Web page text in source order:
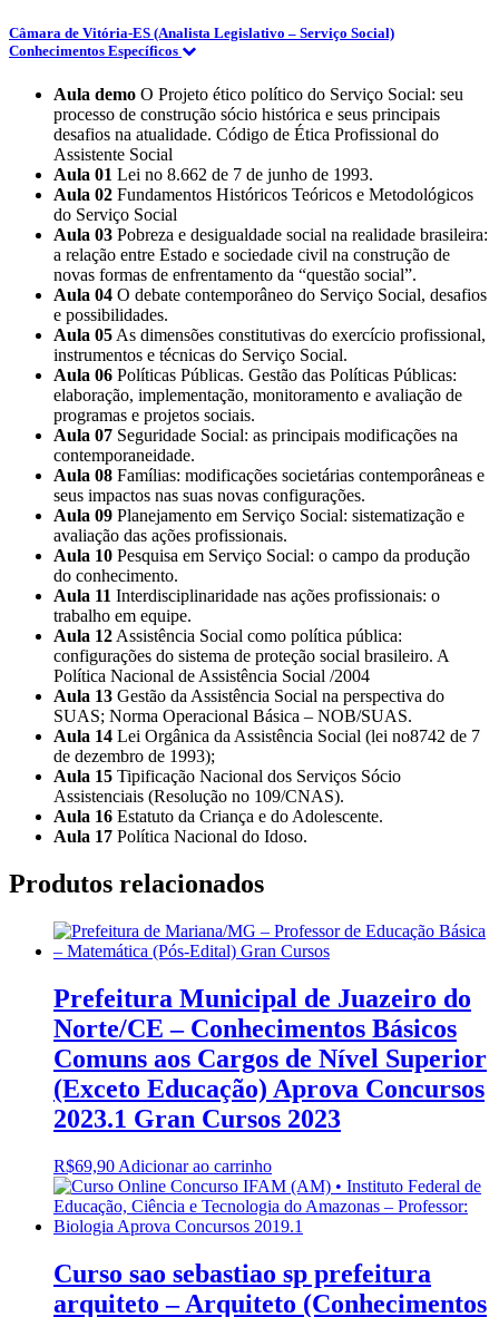
Câmara de Vitória-ES (Analista Legislativo – Serviço Social)
Conhecimentos Específicos
Aula demo O Projeto ético político do Serviço Social: seu
processo de construção sócio histórica e seus principais
desafios na atualidade. Código de Ética Profissional do
Assistente Social
Aula 01 Lei no 8.662 de 7 de junho de 1993.
Aula 02 Fundamentos Históricos Teóricos e Metodológicos
do Serviço Social
Aula 03 Pobreza e desigualdade social na realidade brasileira:
a relação entre Estado e sociedade civil na construção de
novas formas de enfrentamento da “questão social”.
Aula 04 O debate contemporâneo do Serviço Social, desafios
e possibilidades.
Aula 05 As dimensões constitutivas do exercício profissional,
instrumentos e técnicas do Serviço Social.
Aula 06 Políticas Públicas. Gestão das Políticas Públicas:
elaboração, implementação, monitoramento e avaliação de
programas e projetos sociais.
Aula 07 Seguridade Social: as principais modificações na
contemporaneidade.
Aula 08 Famílias: modificações societárias contemporâneas e
seus impactos nas suas novas configurações.
Aula 09 Planejamento em Serviço Social: sistematização e
avaliação das ações profissionais.
Aula 10 Pesquisa em Serviço Social: o campo da produção
do conhecimento.
Aula 11 Interdisciplinaridade nas ações profissionais: o
trabalho em equipe.
Aula 12 Assistência Social como política pública:
configurações do sistema de proteção social brasileiro. A
Política Nacional de Assistência Social /2004
Aula 13 Gestão da Assistência Social na perspectiva do
SUAS; Norma Operacional Básica – NOB/SUAS.
Aula 14 Lei Orgânica da Assistência Social (lei no8742 de 7
de dezembro de 1993);
Aula 15 Tipificação Nacional dos Serviços Sócio
Assistenciais (Resolução no 109/CNAS).
Aula 16 Estatuto da Criança e do Adolescente.
Aula 17 Política Nacional do Idoso.
Produtos relacionados
Prefeitura Municipal de Juazeiro do
Norte/CE – Conhecimentos Básicos
Comuns aos Cargos de Nível Superior
(Exceto Educação) Aprova Concursos
2023.1 Gran Cursos 2023
R$69,90 Adicionar ao carrinho
Curso sao sebastiao sp prefeitura
arquiteto – Arquiteto (Conhecimentos